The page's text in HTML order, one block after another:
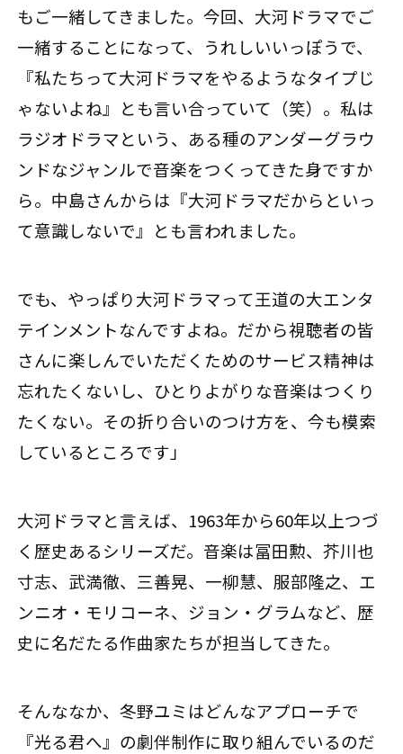
もご一緒してきました。今回、大河ドラマでご
一緒することになって、うれしいいっぽうで、
『私たちって大河ドラマをやるようなタイプじ
ゃないよね』とも言い合っていて（笑）。私は
ラジオドラマという、ある種のアンダーグラウ
ンドなジャンルで音楽をつくってきた身ですか
ら。中島さんからは『大河ドラマだからといっ
て意識しないで』とも言われました。
でも、やっぱり大河ドラマって王道の大エンタ
テインメントなんですよね。だから視聴者の皆
さんに楽しんでいただくためのサービス精神は
忘れたくないし、ひとりよがりな音楽はつくり
たくない。その折り合いのつけ方を、今も模索
しているところです」
大河ドラマと言えば、1963年から60年以上つづ
く歴史あるシリーズだ。音楽は冨田勲、芥川也
寸志、武満徹、三善晃、一柳慧、服部隆之、エ
ンニオ・モリコーネ、ジョン・グラムなど、歴
史に名だたる作曲家たちが担当してきた。
そんななか、冬野ユミはどんなアプローチで
『光る君へ』の劇伴制作に取り組んでいるのだ